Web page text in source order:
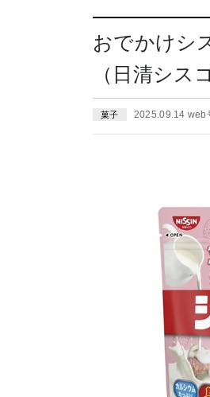
おでかけシ
（日清シス
菓子 2025.09.14 web